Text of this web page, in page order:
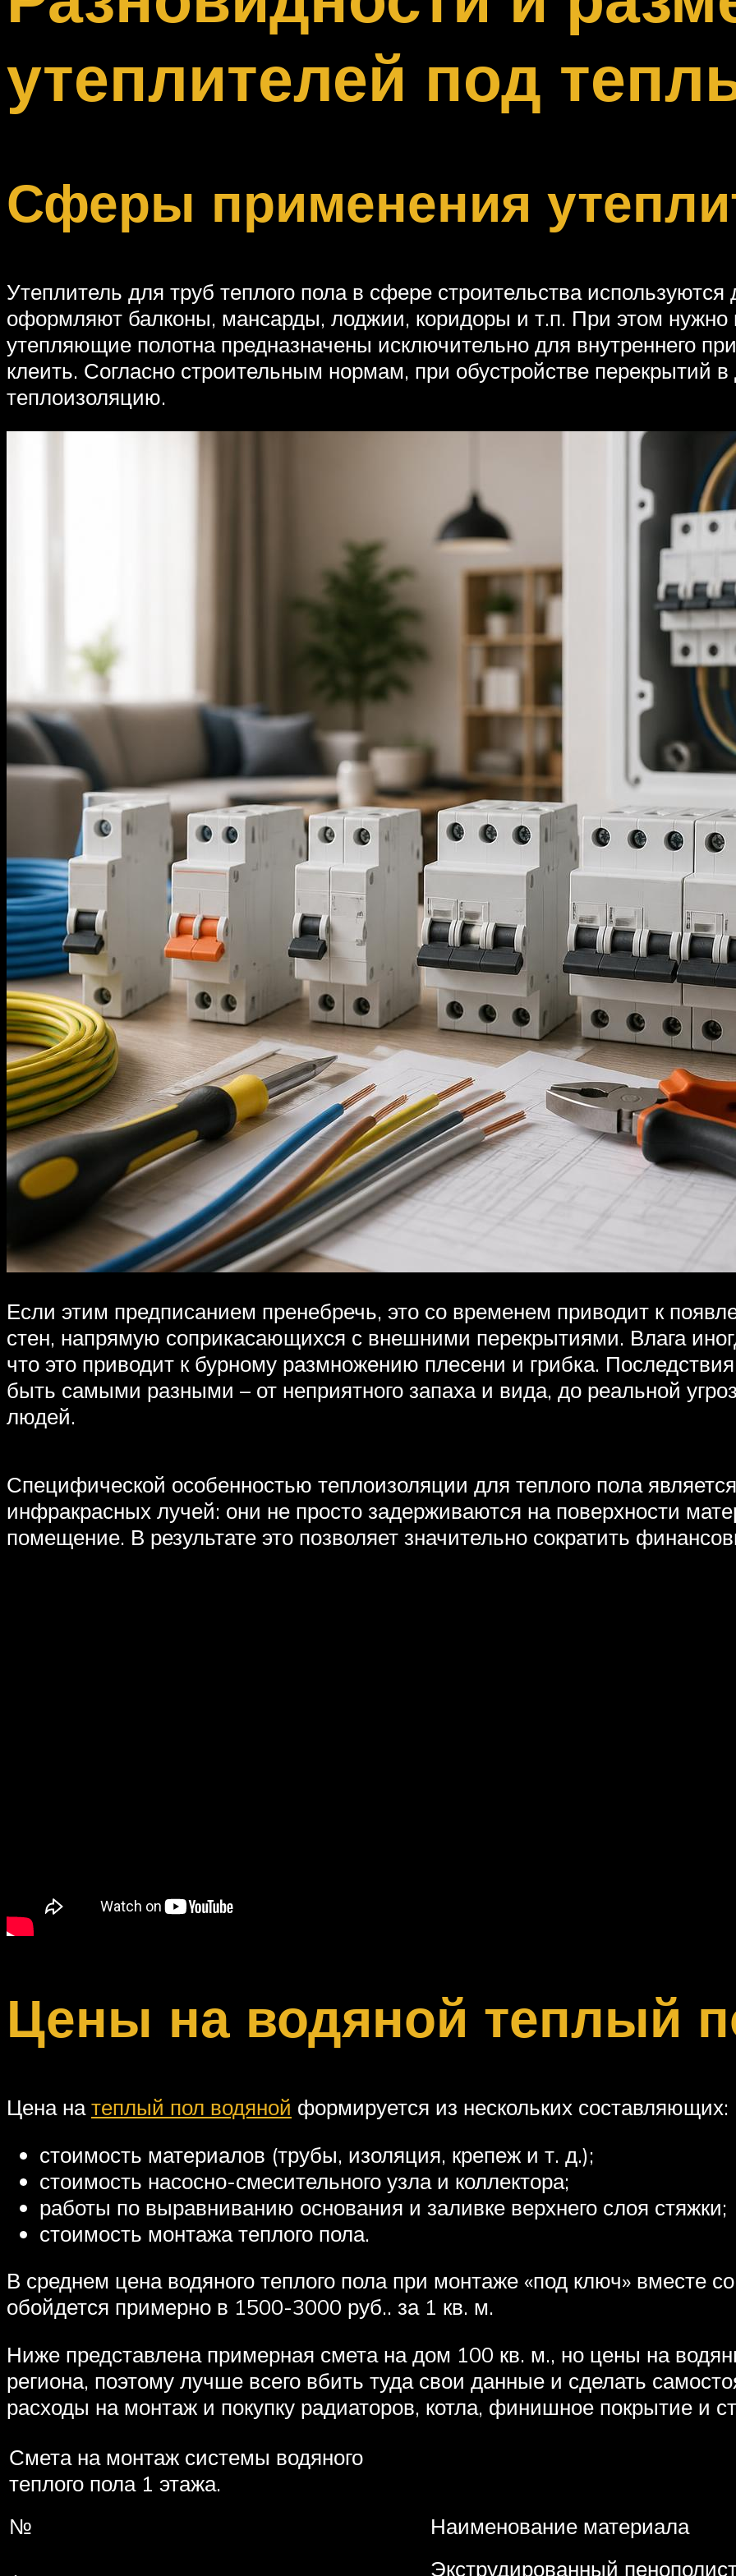
утеплителей под
Сферы применения
Утеплитель для труб теплого пола в сфере строительства
оформляют балконы, мансарды, лоджии, коридоры и т.п. При этом
утепляющие полотна предназначены исключительно для внутреннего
клеить. Согласно строительным нормам, при обустройстве перекрытий
теплоизоляцию.
Если этим предписанием пренебречь, это со временем приводит к
стен, напрямую соприкасающихся с внешними перекрытиями. Влага
что это приводит к бурному размножению плесени и грибка. Последствия
быть самыми разными – от неприятного запаха и вида, до реальной
людей.
Специфической особенностью теплоизоляции для теплого пола
инфракрасных лучей: они не просто задерживаются на поверхности
помещение. В результате это позволяет значительно сократить
Цены на водяной теплый
Цена натеплый пол водяной формируется из нескольких составляющих:
стоимость материалов (трубы, изоляция, крепеж и т. д.);
стоимость насосно-смесительного узла и коллектора;
работы по выравниванию основания и заливке верхнего слоя стяжки;
стоимость монтажа теплого пола.
В среднем цена водяного теплого пола при монтаже «под ключ» вместе
обойдется примерно в 1500-3000 руб.. за 1 кв. м.
Ниже представлена примерная смета на дом 100 кв. м., но цены на
региона, поэтому лучше всего вбить туда свои данные и сделать
расходы на монтаж и покупку радиаторов, котла, финишное покрытие и
Смета на монтаж системы водяного
теплого пола 1 этажа.
№
Наименование материала
Экструдированный